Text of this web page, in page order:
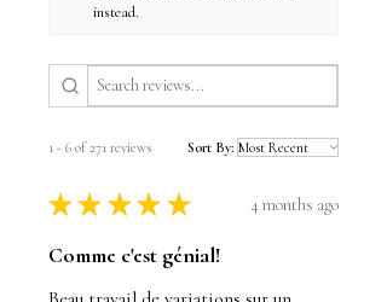
instead.
1 - 6 of 271 reviews Sort By:
★ ★ ★ ★ ★ 4 months ago
Comme c'est génial!